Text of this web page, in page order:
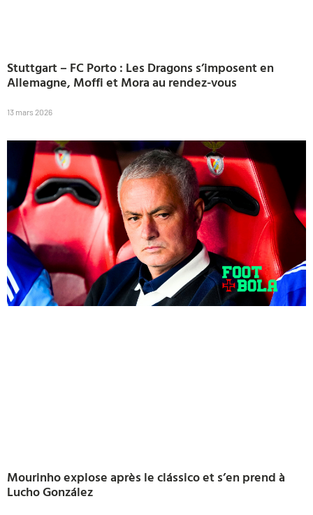
Stuttgart – FC Porto : Les Dragons s’imposent en
Allemagne, Moffi et Mora au rendez-vous
13 mars 2026
Mourinho explose après le clássico et s’en prend à
Lucho González